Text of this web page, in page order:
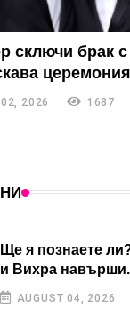
сключи брак с
2026 1687
Ще я познаете
и Вихра
AUGUST 04, 2026